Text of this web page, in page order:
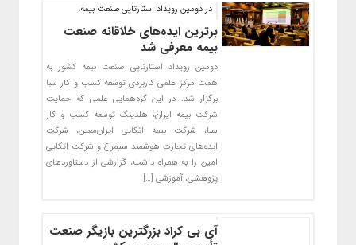
در دومین رویداد استارتاپی صنعت بیمه،
برترین ایده‌های خلاقانه صنعت
بیمه معرفی شد
دومین رویداد استارتاپی صنعت بیمه کشور به
همت مرکز علمی کاربردی توسعه کسب و کار سبا
برگزار شد. در این گردهمایی علمی که حمایت
شرکت بیمه ایران، هلدینگ توسعه کسب و کار
سبا، شرکت بیمه اتکایی ایران‌معین، شرکت
ایده‌های تجارت هوشمند سیمرغ و شرکت اتکایی
امین را به همراه داشت، گزارشی از دستاوردهای
پژوهشی، آموزشی […]
آی بی کراد بزرگترین بازیگر صنعت